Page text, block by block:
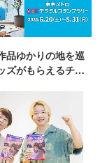
品ゆかりの地を巡
ズがもらえるチャ